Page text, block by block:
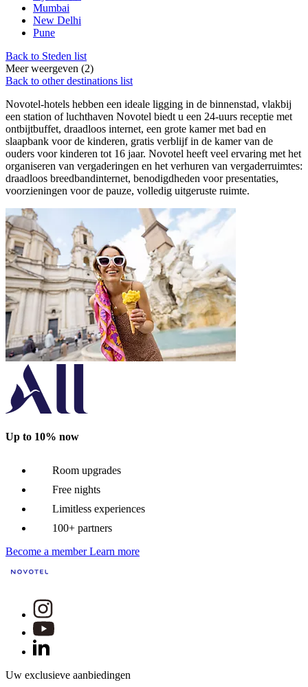
Mumbai
New Delhi
Pune
Back to Steden list
Meer weergeven (2)
Back to other destinations list
Novotel-hotels hebben een ideale ligging in de binnenstad, vlakbij
een station of luchthaven Novotel biedt u een 24-uurs receptie met
ontbijtbuffet, draadloos internet, een grote kamer met bad en
slaapbank voor de kinderen, gratis verblijf in de kamer van de
ouders voor kinderen tot 16 jaar. Novotel heeft veel ervaring met het
organiseren van vergaderingen en het verhuren van vergaderruimtes:
draadloos breedbandinternet, benodigdheden voor presentaties,
voorzieningen voor de pauze, volledig uitgeruste ruimte.
Up to 10% now
Room upgrades
Free nights
Limitless experiences
100+ partners
Become a member Learn more
Uw exclusieve aanbiedingen